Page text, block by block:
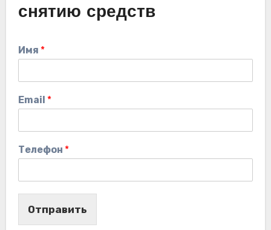
снятию средств
Имя *
Email *
Телефон *
Отправить